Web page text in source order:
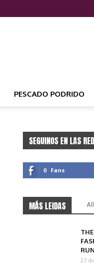
PESCADO PODRIDO
SEGUINOS EN LAS
0 Fans
MÁS LEIDAS All
27